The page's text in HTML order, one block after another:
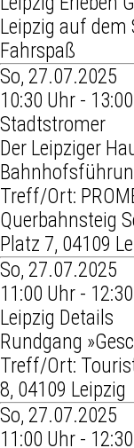
Leipzig auf
Fahrspaß
So, 27.07.2025
10:30 Uhr -
Stadtstromer
Der Leipziger
Treff/Ort:
Querbahnsteig
Platz 7, 04109
So, 27.07.2025
11:00 Uhr -
Leipzig Details
Rundgang
Treff/Ort:
8, 04109 Leipzig
So, 27.07.2025
11:00 Uhr -